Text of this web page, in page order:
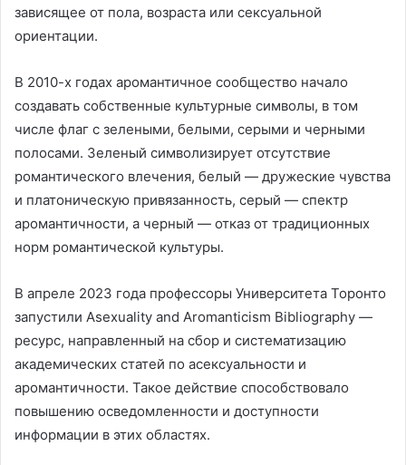
зависящее от пола, возраста или сексуальной
ориентации.
В 2010-х годах аромантичное сообщество начало
создавать собственные культурные символы, в том
числе флаг с зелеными, белыми, серыми и черными
полосами. Зеленый символизирует отсутствие
романтического влечения, белый — дружеские чувства
и платоническую привязанность, серый — спектр
аромантичности, а черный — отказ от традиционных
норм романтической культуры.
В апреле 2023 года профессоры Университета Торонто
запустили Asexuality and Aromanticism Bibliography —
ресурс, направленный на сбор и систематизацию
академических статей по асексуальности и
аромантичности. Такое действие способствовало
повышению осведомленности и доступности
информации в этих областях.